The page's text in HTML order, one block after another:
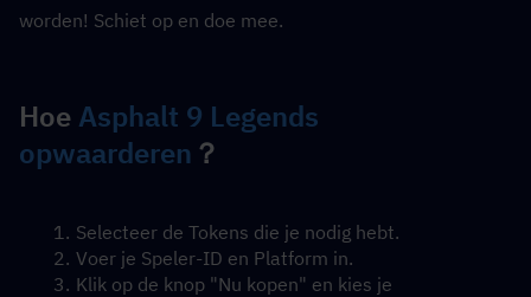
worden! Schiet op en doe mee.
Hoe Asphalt 9 Legends
opwaarderen ？
Selecteer de Tokens die je nodig hebt.
Voer je Speler-ID en Platform in.
Klik op de knop "Nu kopen" en kies je